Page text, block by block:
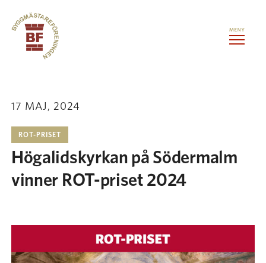
Medlemstjänster
Evenemang
17 MAJ, 2024
ROT-PRISET
Högalidskyrkan på Södermalm
vinner ROT-priset 2024